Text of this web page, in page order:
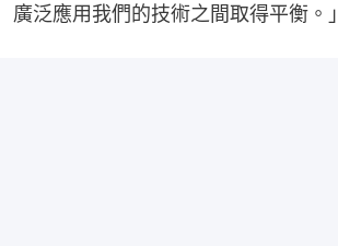
廣泛應用我們的技術之間取得平衡。」